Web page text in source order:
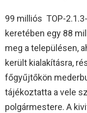
99 milliós TOP-
keretében egy 88
meg a településen,
került kialakításra,
főgyűjtőkön
tájékoztatta a vele
polgármestere. A